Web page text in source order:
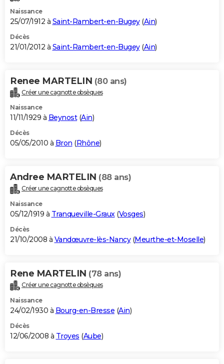
Naissance
25/07/1912 à Saint-Rambert-en-Bugey(Ain)
Décès
21/01/2012 à Saint-Rambert-en-Bugey(Ain)
Renee MARTELIN (80 ans)
Créer une cagnotte obsèques
Naissance
11/11/1929 à Beynost(Ain)
Décès
05/05/2010 à Bron (Rhône)
Andree MARTELIN (88 ans)
Créer une cagnotte obsèques
Naissance
05/12/1919 à Tranqueville-Graux(Vosges)
Décès
21/10/2008 à Vandœuvre-lès-Nancy(Meurthe-et-Moselle)
Rene MARTELIN (78 ans)
Créer une cagnotte obsèques
Naissance
24/02/1930 à Bourg-en-Bresse (Ain)
Décès
12/06/2008 à Troyes (Aube)